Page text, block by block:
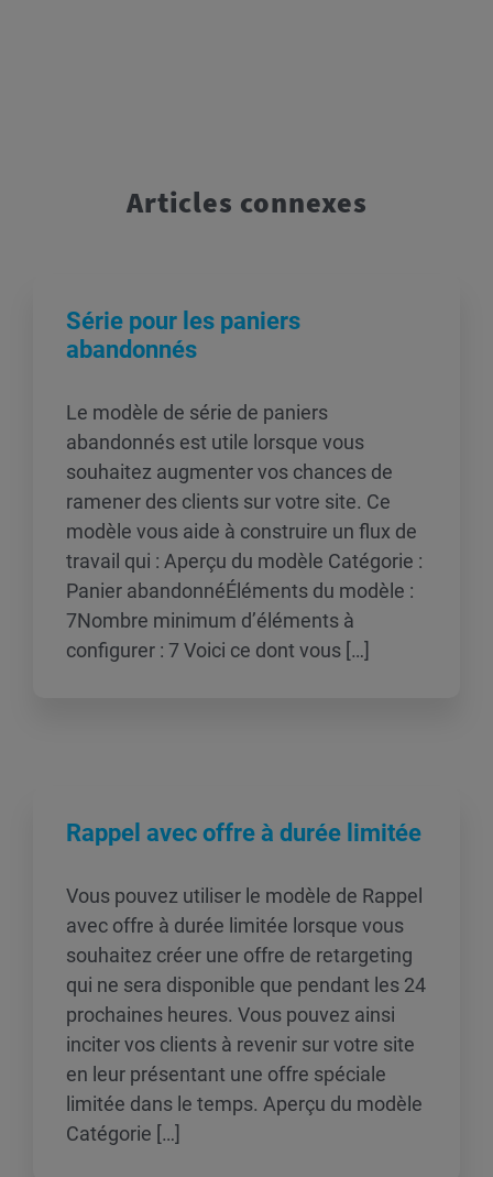
Articles connexes
Série pour les paniers
abandonnés
Le modèle de série de paniers
abandonnés est utile lorsque vous
souhaitez augmenter vos chances de
ramener des clients sur votre site. Ce
modèle vous aide à construire un flux de
travail qui : Aperçu du modèle Catégorie :
Panier abandonnéÉléments du modèle :
7Nombre minimum d’éléments à
configurer : 7 Voici ce dont vous […]
Rappel avec offre à durée limitée
Vous pouvez utiliser le modèle de Rappel
avec offre à durée limitée lorsque vous
souhaitez créer une offre de retargeting
qui ne sera disponible que pendant les 24
prochaines heures. Vous pouvez ainsi
inciter vos clients à revenir sur votre site
en leur présentant une offre spéciale
limitée dans le temps. Aperçu du modèle
Catégorie […]